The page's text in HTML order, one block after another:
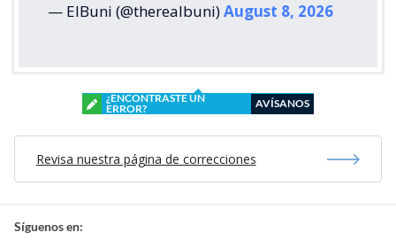
— ElBuni (@therealbuni)August 8, 2026
¿ENCONTRASTE UN
ERROR?
AVÍSANOS
Revisa nuestra página de correcciones
Síguenos en: